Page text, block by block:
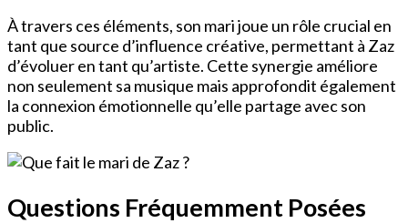
À travers ces éléments, son mari joue un rôle crucial en
tant que source d’influence créative, permettant à Zaz
d’évoluer en tant qu’artiste. Cette synergie améliore
non seulement sa musique mais approfondit également
la connexion émotionnelle qu’elle partage avec son
public.
Questions Fréquemment Posées